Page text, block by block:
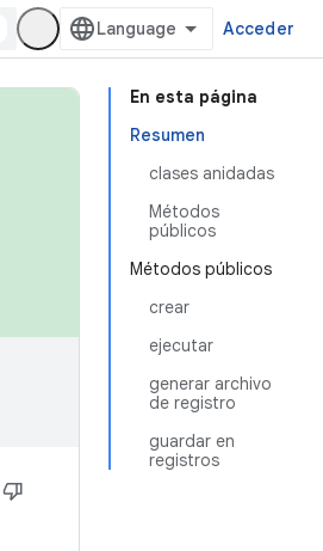
Acceder
En esta página
Resumen
clases anidadas
Métodos
públicos
Métodos públicos
crear
ejecutar
generar archivo
de registro
guardar en
registros